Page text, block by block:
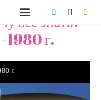
всё знать!"
1980 г.